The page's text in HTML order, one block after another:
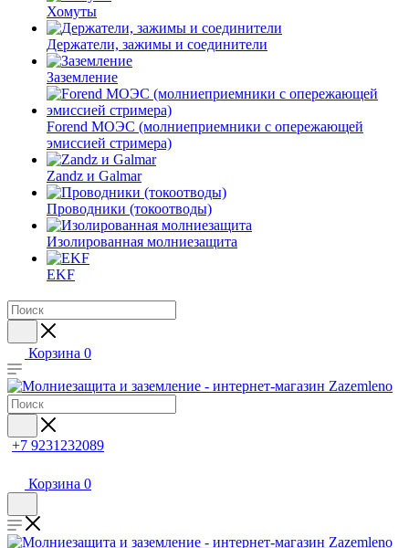
Хомуты
Держатели, зажимы и соединители
Заземление
Forend МОЭС (молниеприемники с опережающей
эмиссией стримера)
Zandz и Galmar
Проводники (токоотводы)
Изолированная молниезащита
EKF
Корзина 0
+7 9231232089
Корзина 0